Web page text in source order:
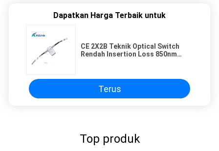
Dapatkan Harga Terbaik untuk
CE 2X2B Teknik Optical Switch
Rendah Insertion Loss 850nm
Terus
Top produk